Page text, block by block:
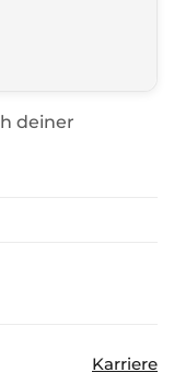
deiner
Karriere